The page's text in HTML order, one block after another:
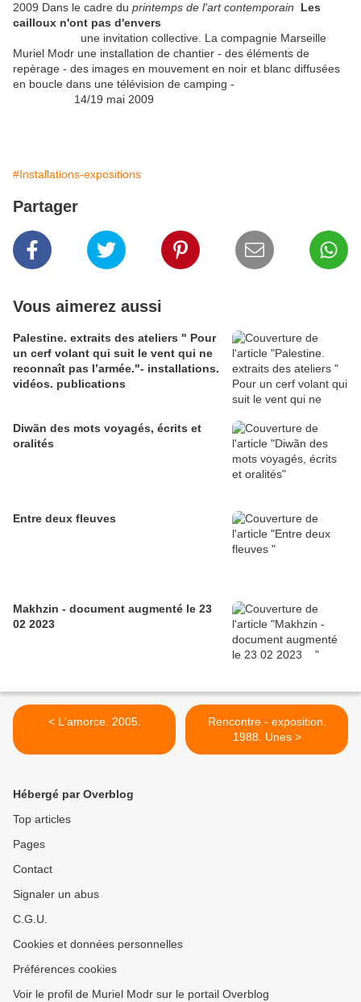
2009 Dans le cadre du printemps de l'art contemporain
Les
cailloux n'ont pas d'envers
une invitation collective. La compagnie Marseille
Muriel Modr une installation de chantier - des éléments de
repèrage - des images en mouvement en noir et blanc diffusées
en boucle dans une télévision de camping -
14/19 mai 2009
#Installations-expositions
Partager
Vous aimerez aussi
Palestine. extraits des ateliers " Pour
un cerf volant qui suit le vent qui ne
reconnaît pas l’armée."- installations.
vidéos. publications
Diwãn des mots voyagés, écrits et
oralités
Entre deux fleuves
Makhzin - document augmenté le 23
02 2023
< L'amorce. 2005.
Rencontre - exposition.
1988. Unes >
Hébergé par Overblog
Top articles
Pages
Contact
Signaler un abus
C.G.U.
Cookies et données personnelles
Préférences cookies
Voir le profil de Muriel Modr sur le portail Overblog